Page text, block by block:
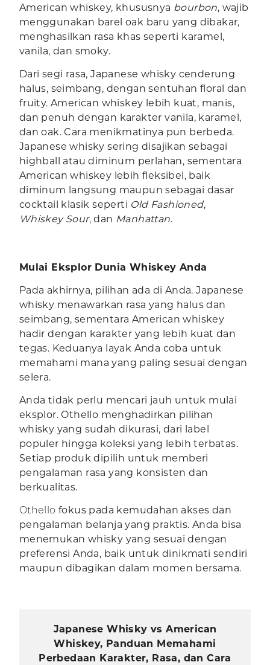
American whiskey, khususnya bourbon, wajib
menggunakan barel oak baru yang dibakar,
menghasilkan rasa khas seperti karamel,
vanila, dan smoky.
Dari segi rasa, Japanese whisky cenderung
halus, seimbang, dengan sentuhan floral dan
fruity. American whiskey lebih kuat, manis,
dan penuh dengan karakter vanila, karamel,
dan oak. Cara menikmatinya pun berbeda.
Japanese whisky sering disajikan sebagai
highball atau diminum perlahan, sementara
American whiskey lebih fleksibel, baik
diminum langsung maupun sebagai dasar
cocktail klasik seperti Old Fashioned,
Whiskey Sour, dan Manhattan.
Mulai Eksplor Dunia Whiskey Anda
Pada akhirnya, pilihan ada di Anda. Japanese
whisky menawarkan rasa yang halus dan
seimbang, sementara American whiskey
hadir dengan karakter yang lebih kuat dan
tegas. Keduanya layak Anda coba untuk
memahami mana yang paling sesuai dengan
selera.
Anda tidak perlu mencari jauh untuk mulai
eksplor. Othello menghadirkan pilihan
whisky yang sudah dikurasi, dari label
populer hingga koleksi yang lebih terbatas.
Setiap produk dipilih untuk memberi
pengalaman rasa yang konsisten dan
berkualitas.
Othello fokus pada kemudahan akses dan
pengalaman belanja yang praktis. Anda bisa
menemukan whisky yang sesuai dengan
preferensi Anda, baik untuk dinikmati sendiri
maupun dibagikan dalam momen bersama.
Japanese Whisky vs American
Whiskey, Panduan Memahami
Perbedaan Karakter, Rasa, dan Cara